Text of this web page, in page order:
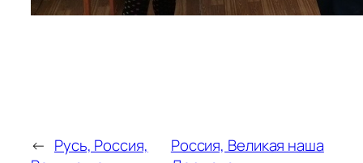
← Русь, Россия,
Россия, Великая наша